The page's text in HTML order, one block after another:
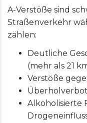
A-Verstöße sind
Straßenverkehr
zählen:
Deutliche
(mehr als 21
Verstöße
Alkoholisierte